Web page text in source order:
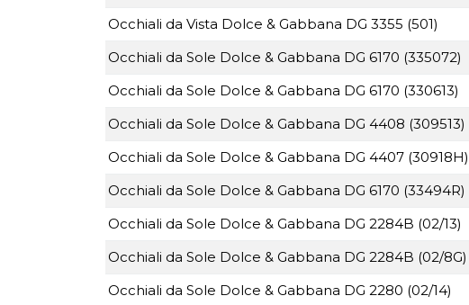
Occhiali da Vista Dolce & Gabbana DG 3355 (501)
Occhiali da Sole Dolce & Gabbana DG 6170 (335072)
Occhiali da Sole Dolce & Gabbana DG 6170 (330613)
Occhiali da Sole Dolce & Gabbana DG 4408 (309513)
Occhiali da Sole Dolce & Gabbana DG 4407 (30918H)
Occhiali da Sole Dolce & Gabbana DG 6170 (33494R)
Occhiali da Sole Dolce & Gabbana DG 2284B (02/13)
Occhiali da Sole Dolce & Gabbana DG 2284B (02/8G)
Occhiali da Sole Dolce & Gabbana DG 2280 (02/14)